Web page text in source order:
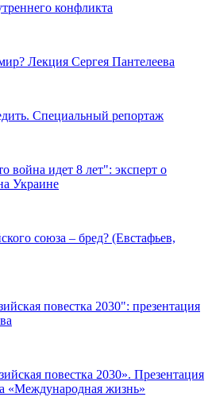
конфликта
Лекция Сергея Пантелеева
Специальный репортаж
война идет 8 лет": эксперт о
Украине
союза – бред? (Евстафьев,
повестка 2030": презентация
повестка 2030». Презентация
«Международная жизнь»